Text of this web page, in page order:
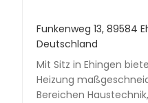
Funkenweg 13, 89584
Deutschland
Mit Sitz in Ehingen
Heizung
Bereichen